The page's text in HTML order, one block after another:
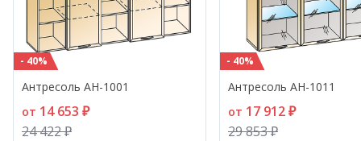
- 40%
Антресоль АН-1001
от 14 653 ₽
24 422 ₽
- 40%
Антресоль АН-1011
от 17 912 ₽
29 853 ₽